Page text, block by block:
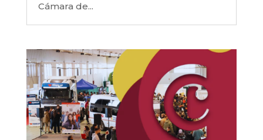
Cámara de...